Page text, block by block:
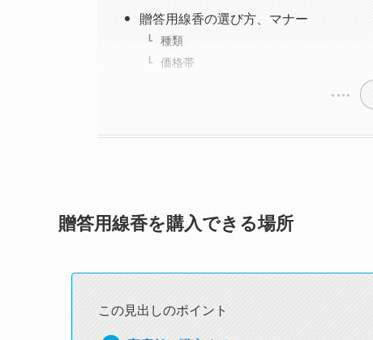
贈答用線香の選び方、マナー
種類
価格帯
贈答用線香を購入できる場所
この見出しのポイント